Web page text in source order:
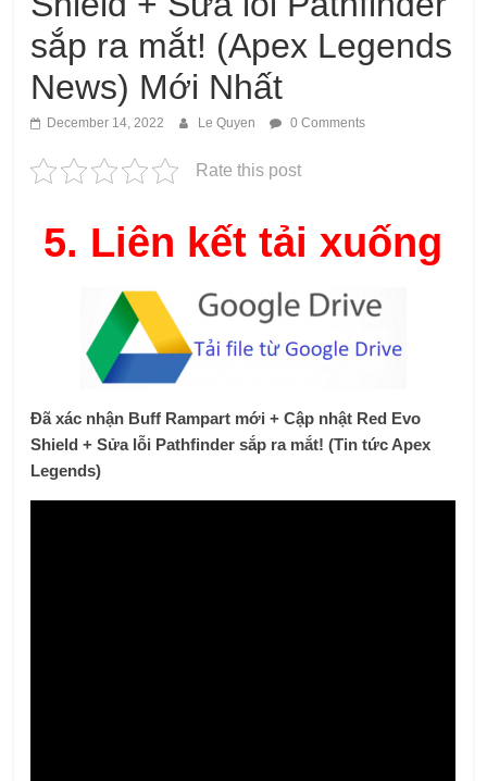
sắp ra mắt! (Apex Legends
News) Mới Nhất
December 14, 2022 Le Quyen 0 Comments
Rate this post
5. Liên kết tải xuống
Đã xác nhận Buff Rampart mới + Cập nhật Red Evo
Shield + Sửa lỗi Pathfinder sắp ra mắt! (Tin tức Apex
Legends)